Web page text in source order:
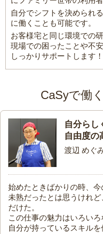
自分でシフトを決められ
に働くことも可能です。
お客様宅と同じ環境での
現場での困ったことや不
しっかりサポートします！
CaSyで働
自分らし
自由度の
渡辺 めぐ
始めたときばかりの時、
未熟だったとは思うけれ
だけた。
この仕事の魅力はいろい
自分が持っているスキル